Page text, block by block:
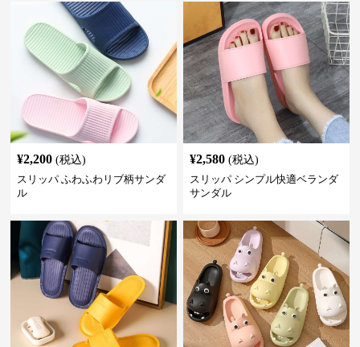
¥2,200 (税込)
スリッパ ふわふわリブ柄サンダ
ル
¥2,580 (税込)
スリッパ シンプル快適ベランダ
サンダル